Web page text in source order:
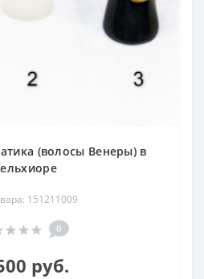
(волосы Венеры) в
151211009
0
руб.